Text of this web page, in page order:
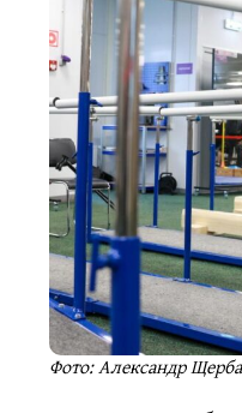
Фото: Александр